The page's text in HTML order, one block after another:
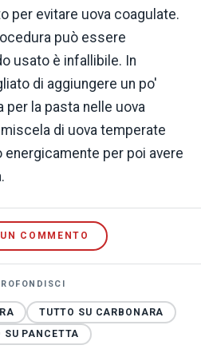
per evitare uova coagulate.
può essere
usato è infallibile. In
di aggiungere un po'
la pasta nelle uova
di uova temperate
per poi avere
COMMENTO
TUTTO SU CARBONARA
SU PANCETTA